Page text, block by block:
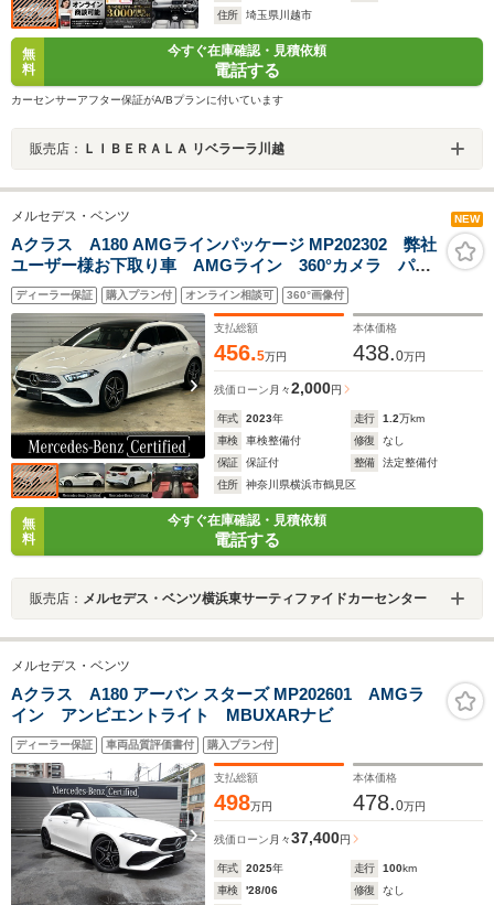
住所 埼玉県川越市
無
料
今すぐ在庫確認・見積依頼
電話する
カーセンサーアフター保証がA/Bプランに付いています
販売店： ＬＩＢＥＲＡＬＡ リベラーラ川越
メルセデス・ベンツ NEW
Aクラス A180 AMGラインパッケージ MP202302 弊社
ユーザー様お下取り車 AMGライン 360°カメラ パノ
ラミックスライディングルーフ ヘッドアップディスプ
レイ 本革シート メモリ付きパワーシート 18イン
チAMGアルミホイール
ディーラー保証 購入プラン付 オンライン相談可 360°画像付
支払総額
456.5万円
本体価格
438.0万円
残価ローン 月々2,000円
年式 2023年 走行 1.2万km
車検
車検整備付 修復
なし
保証
保証付 整備
法定整備付
住所
神奈川県横浜市鶴見区
無
料
今すぐ在庫確認・見積依頼
電話する
販売店： メルセデス・ベンツ横浜東サーティファイドカーセンター
メルセデス・ベンツ
Aクラス A180 アーバン スターズ MP202601 AMGラ
イン アンビエントライト MBUXARナビ
ディーラー保証 車両品質評価書付 購入プラン付
支払総額
498万円
本体価格
478.0万円
残価ローン 月々37,400円
年式 2025年 走行 100km
車検
'28/06 修復
なし